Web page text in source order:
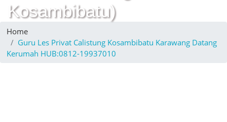
Kosambibatu)
Home
Guru Les Privat Calistung Kosambibatu Karawang Datang
Kerumah HUB:0812-19937010